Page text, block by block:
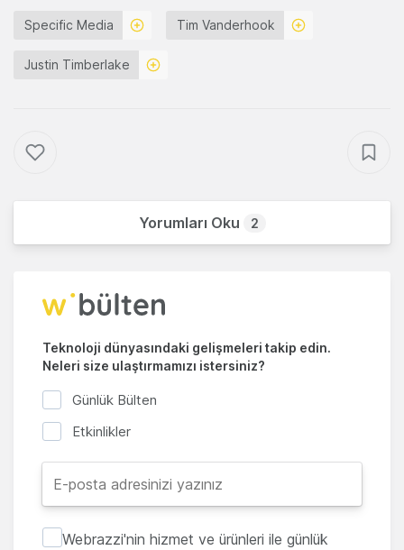
Specific Media Tim Vanderhook
Justin Timberlake
Yorumları Oku 2
Teknoloji dünyasındaki gelişmeleri takip edin.
Neleri size ulaştırmamızı istersiniz?
Günlük Bülten
Etkinlikler
Webrazzi'nin hizmet ve ürünleri ile günlük